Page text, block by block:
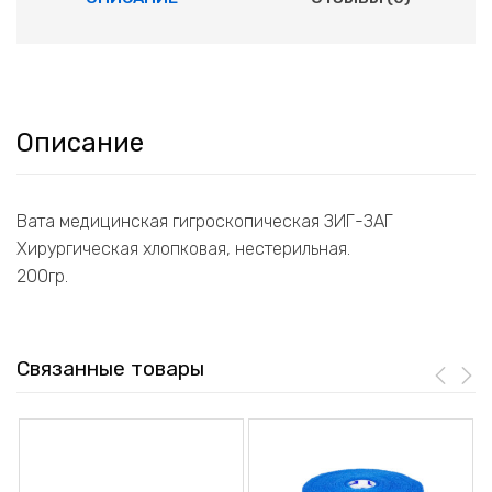
Описание
Вата медицинская гигроскопическая ЗИГ-ЗАГ
Хирургическая хлопковая, нестерильная.
200гр.
Связанные товары